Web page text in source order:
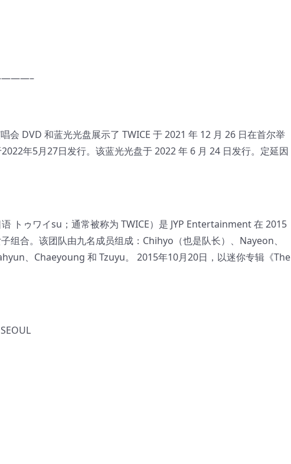
会 DVD 和蓝光光盘展示了 TWICE 于 2021 年 12 月 26 日在首尔举
年5月27日发行。该蓝光光盘于 2022 年 6 月 24 日发行。定延因
トゥワイsu；通常被称为 TWICE）是 JYP Entertainment 在 2015
组合。该团队由九名成员组成：Chihyo（也是队长）、Nayeon、
、Chaeyoung 和 Tzuyu。 2015年10月20日，以迷你专辑《The